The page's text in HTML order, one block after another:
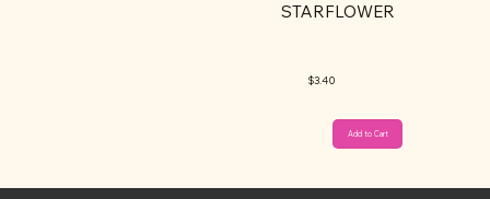
Add to Cart
STARFLOWER
$3.40